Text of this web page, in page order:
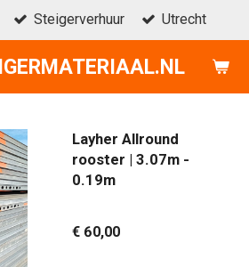
Steigerverhuur Utrecht
Layher Allround
rooster | 3.07m -
0.19m
€ 60,00